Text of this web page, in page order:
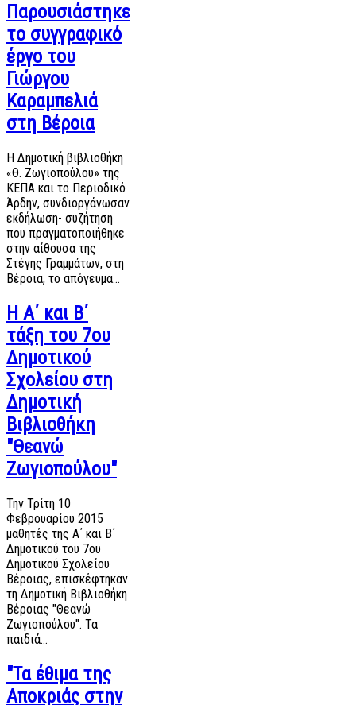
Παρουσιάστηκε
το συγγραφικό
έργο του
Γιώργου
Καραμπελιά
στη Βέροια
Η Δημοτική βιβλιοθήκη
«Θ. Ζωγιοπούλου» της
ΚΕΠΑ και το Περιοδικό
Άρδην, συνδιοργάνωσαν
εκδήλωση- συζήτηση
που πραγματοποιήθηκε
στην αίθουσα της
Στέγης Γραμμάτων, στη
Βέροια, το απόγευμα…
Η Α΄ και Β΄
τάξη του 7ου
Δημοτικού
Σχολείου στη
Δημοτική
Βιβλιοθήκη
"Θεανώ
Ζωγιοπούλου"
Την Τρίτη 10
Φεβρουαρίου 2015
μαθητές της Α΄ και Β΄
Δημοτικού του 7ου
Δημοτικού Σχολείου
Βέροιας, επισκέφτηκαν
τη Δημοτική Βιβλιοθήκη
Βέροιας "Θεανώ
Ζωγιοπούλου". Τα
παιδιά…
"Τα έθιμα της
Αποκριάς στην